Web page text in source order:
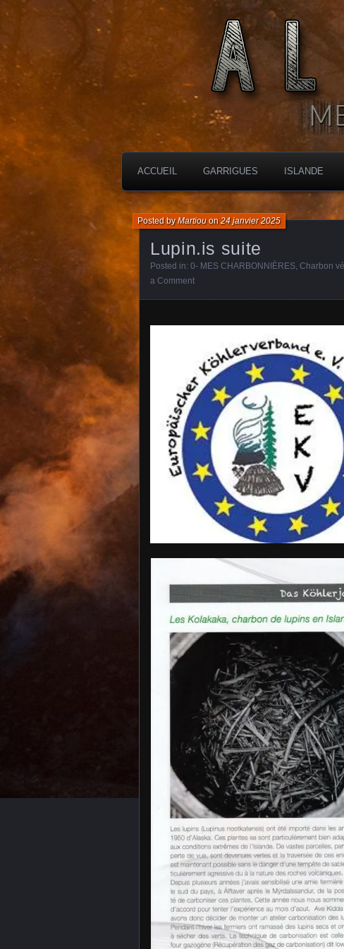
ALTIMARA
MES CHARBONNIÈRES
ACCUEIL GARRIGUES ISLANDE
Lupin.is suite
Posted byMartiouon24 janvier 2025
Posted in: 0- MES CHARBONNIÈRES, Charbon
a Comment